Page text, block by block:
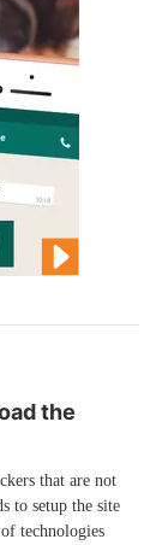
the
that are not
to setup the site
technologies